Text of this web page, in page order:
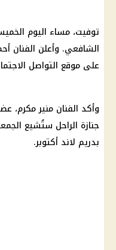
توفيت، مساء اليوم الخميس 3
الشافعي. وأعلن الفنان
على موقع التواصل
وأكد الفنان منير مكرم،
جنازة الراحل ستُشيع
بدريم لاند أكتوبر.